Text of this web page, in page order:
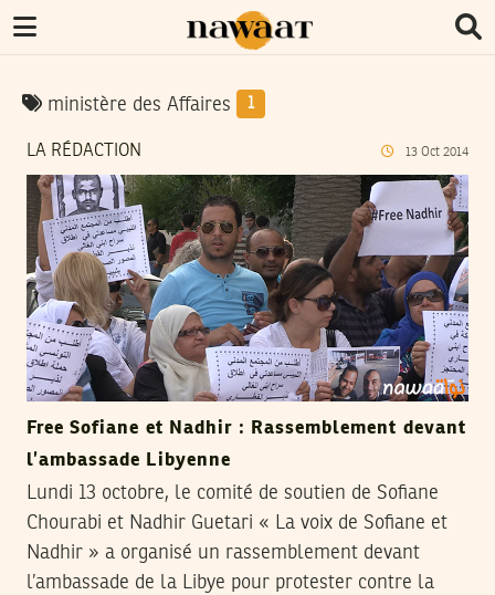
ministère des Affaires 1
LA RÉDACTION 13 Oct 2014
Free Sofiane et Nadhir : Rassemblement devant
l’ambassade Libyenne
Lundi 13 octobre, le comité de soutien de Sofiane
Chourabi et Nadhir Guetari « La voix de Sofiane et
Nadhir » a organisé un rassemblement devant
l’ambassade de la Libye pour protester contre la